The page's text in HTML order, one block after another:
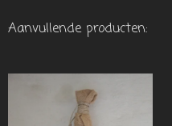
Aanvullende producten: